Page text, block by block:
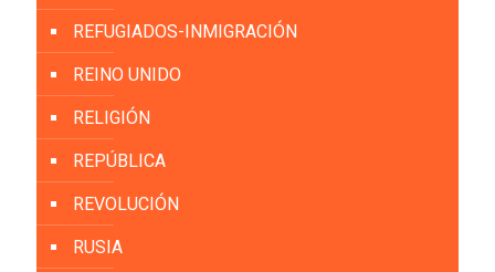
REFUGIADOS-INMIGRACIÓN
REINO UNIDO
RELIGIÓN
REPÚBLICA
REVOLUCIÓN
RUSIA